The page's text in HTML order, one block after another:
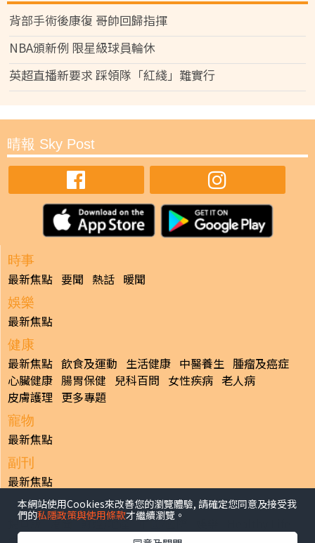
背部手術後康復 哥帥回歸指揮
NBA頒新例 限星級球員輪休
英超直播新要求 踩領隊「紅綫」難實行
晴報 Sky Post
時事
最新焦點 要聞 熱話 暖聞
娛樂
最新焦點
健康
最新焦點 飲食及運動 生活健康 中醫養生 腫瘤及癌症
心臟健康 腸胃保健 兒科百問 女性疾病 老人病
皮膚護理 更多專題
寵物
最新焦點
副刊
最新焦點
日報
揭頁版 港聞 財經/地產 中國/國際
本網站使用Cookies來改善您的瀏覽體驗, 請確定您同意及接受我
們的私隱政策與使用條款才繼續瀏覽。